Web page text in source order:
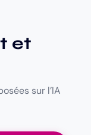
et
sur l’IA